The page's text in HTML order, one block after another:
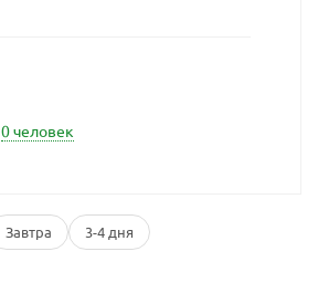
0 человек
Завтра 3-4 дня